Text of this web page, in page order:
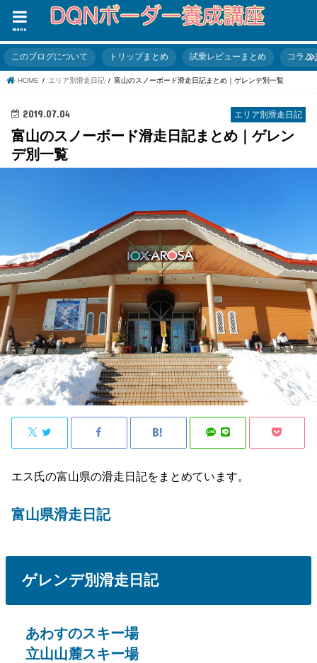
menu
このブログについて トリップまとめ 試乗レビューまとめ コラム
HOME エリア別滑走日記 富山のスノーボード滑走日記まとめ｜ゲレンデ別一覧
エリア別滑走日記
2019.07.04
富山のスノーボード滑走日記まとめ｜ゲレン
デ別一覧
エス氏の富山県の滑走日記をまとめています。
富山県滑走日記
ゲレンデ別滑走日記
あわすのスキー場
立山山麓スキー場